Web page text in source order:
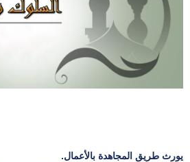
يورث طريق المجاهدة بالأعمال.